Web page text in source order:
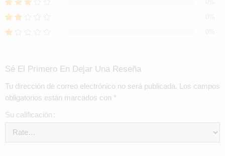
Sé El Primero En Dejar Una Reseña
Tu dirección de correo electrónico no será publicada.
Los campos
obligatorios están marcados con *
Su calificación